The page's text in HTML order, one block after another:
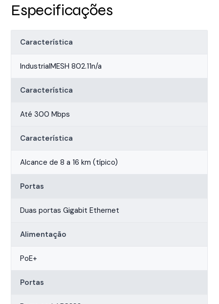
Especificações
Característica
IndustrialMESH 802.11n/a
Característica
Até 300 Mbps
Característica
Alcance de 8 a 16 km (típico)
Portas
Duas portas Gigabit Ethernet
Alimentação
PoE+
Portas